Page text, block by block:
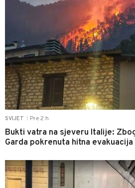
SVIJET Pre 2 h
Bukti vatra na sjeveru Italije:
Garda pokrenuta hitna